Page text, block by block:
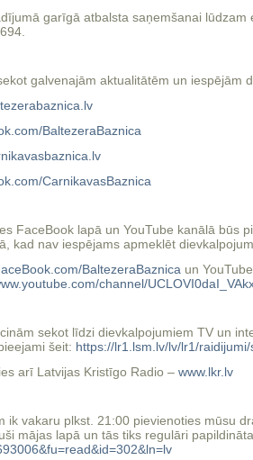
garīgā atbalsta saņemšanai
galvenajām aktualitātēm un iespējām
BaltezeraBaznica
CarnikavasBaznica
FaceBook lapā un YouTube kanālā būs
kad nav iespējams apmeklēt
BaltezeraBaznica un YouTube
channel/
sekot līdzi dievkalpojumiem TV un
šeit: https://lr1.lsm.lv/lv/lr1/
arī Latvijas Kristīgo Radio – www.lkr.lv
ik vakaru plkst. 21:00 pievienoties mūsu
mājas lapā un tās tiks regulāri